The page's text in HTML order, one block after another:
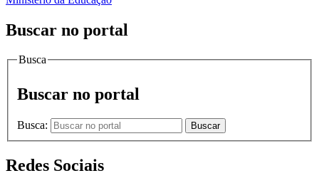
Buscar no portal
Busca
Buscar no portal
Busca: Buscar
Redes Sociais